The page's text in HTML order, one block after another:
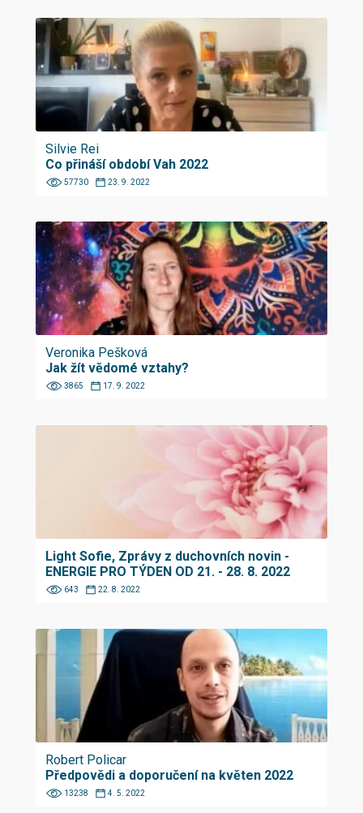
Silvie Rei
Co přináší období Vah 2022
57730 23. 9. 2022
Veronika Pešková
Jak žít vědomé vztahy?
3865 17. 9. 2022
Light Sofie, Zprávy z duchovních novin -
ENERGIE PRO TÝDEN OD 21. - 28. 8. 2022
643 22. 8. 2022
Robert Policar
Předpovědi a doporučení na květen 2022
13238 4. 5. 2022